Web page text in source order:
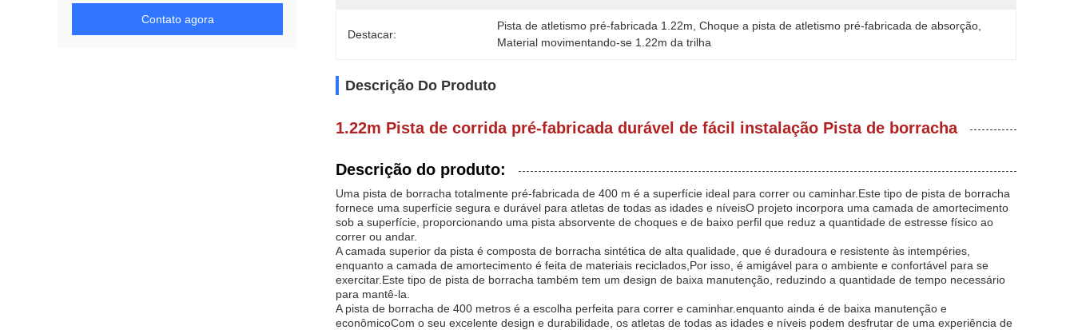
Contato agora
Destacar:
Pista de atletismo pré-fabricada 1.22m , Choque a pista de atletismo pré-fabricada de absorção
Material movimentando-se 1.22m da trilha
Descrição Do Produto
1.22m Pista de corrida pré-fabricada durável de fácil instalação Pista de borracha
Descrição do produto:
Uma pista de borracha totalmente pré-fabricada de 400 m é a superfície ideal para correr ou caminhar.Este tipo de pista de borracha
fornece uma superfície segura e durável para atletas de todas as idades e níveisO projeto incorpora uma camada de amortecimento
sob a superfície, proporcionando uma pista absorvente de choques e de baixo perfil que reduz a quantidade de estresse físico ao
correr ou andar.
A camada superior da pista é composta de borracha sintética de alta qualidade, que é duradoura e resistente às intempéries,
enquanto a camada de amortecimento é feita de materiais reciclados,Por isso, é amigável para o ambiente e confortável para se
exercitar.Este tipo de pista de borracha também tem um design de baixa manutenção, reduzindo a quantidade de tempo necessário
para mantê-la.
A pista de borracha de 400 metros é a escolha perfeita para correr e caminhar.enquanto ainda é de baixa manutenção e
econômicoCom o seu excelente design e durabilidade, os atletas de todas as idades e níveis podem desfrutar de uma experiência de